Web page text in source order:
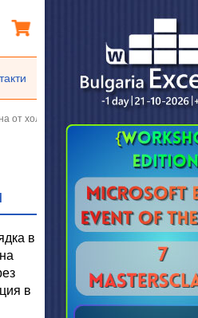
от холерен вибрион 01, биовар cholerae
в
в